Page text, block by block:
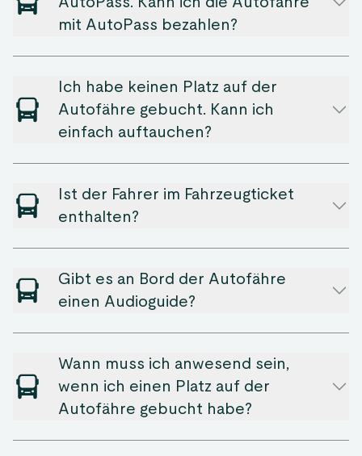
mit AutoPass bezahlen?
Ich habe keinen Platz auf der
Autofähre gebucht. Kann ich
einfach auftauchen?
Ist der Fahrer im Fahrzeugticket
enthalten?
Gibt es an Bord der Autofähre
einen Audioguide?
Wann muss ich anwesend sein,
wenn ich einen Platz auf der
Autofähre gebucht habe?